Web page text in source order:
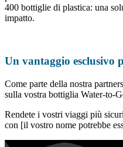
400 bottiglie di plastica: una
impatto.
Un vantaggio esclusivo
Come parte della nostra
sulla vostra bottiglia Water-to-
Rendete i vostri viaggi più
con [il vostro nome potrebbe